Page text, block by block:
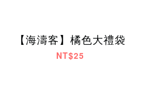
【海濤客】橘色大禮袋
NT$25